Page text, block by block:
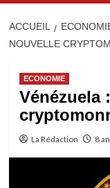
ACCUEIL
NOUVELLE
ECONOMIE
Vénézuela
La Rédaction 8